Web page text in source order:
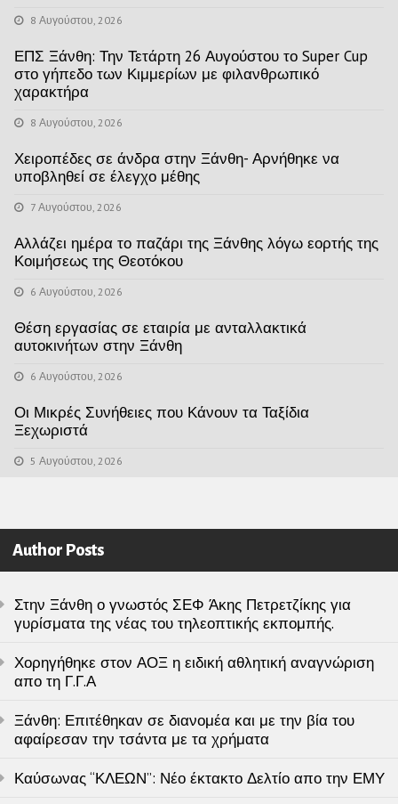
8 Αυγούστου, 2026
ΕΠΣ Ξάνθη: Την Τετάρτη 26 Αυγούστου το Super Cup
στο γήπεδο των Κιμμερίων με φιλανθρωπικό
χαρακτήρα
8 Αυγούστου, 2026
Χειροπέδες σε άνδρα στην Ξάνθη- Αρνήθηκε να
υποβληθεί σε έλεγχο μέθης
7 Αυγούστου, 2026
Αλλάζει ημέρα το παζάρι της Ξάνθης λόγω εορτής της
Κοιμήσεως της Θεοτόκου
6 Αυγούστου, 2026
Θέση εργασίας σε εταιρία με ανταλλακτικά
αυτοκινήτων στην Ξάνθη
6 Αυγούστου, 2026
Οι Μικρές Συνήθειες που Κάνουν τα Ταξίδια
Ξεχωριστά
5 Αυγούστου, 2026
Author Posts
Στην Ξάνθη ο γνωστός ΣΕΦ Άκης Πετρετζίκης για
γυρίσματα της νέας του τηλεοπτικής εκπομπής.
Χορηγήθηκε στον ΑΟΞ η ειδική αθλητική αναγνώριση
απο τη Γ.Γ.Α
Ξάνθη: Επιτέθηκαν σε διανομέα και με την βία του
αφαίρεσαν την τσάντα με τα χρήματα
Καύσωνας “ΚΛΕΩΝ”: Νέο έκτακτο Δελτίο απο την ΕΜΥ